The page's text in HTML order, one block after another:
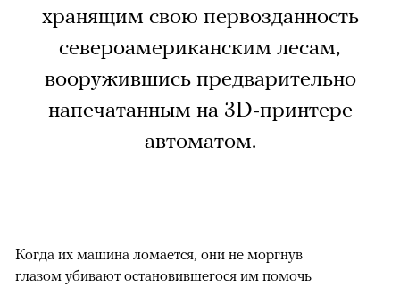
хранящим свою первозданность
североамериканским лесам,
вооружившись предварительно
напечатанным на 3D-принтере
автоматом.
Когда их машина ломается, они не моргнув
глазом убивают остановившегося им помочь